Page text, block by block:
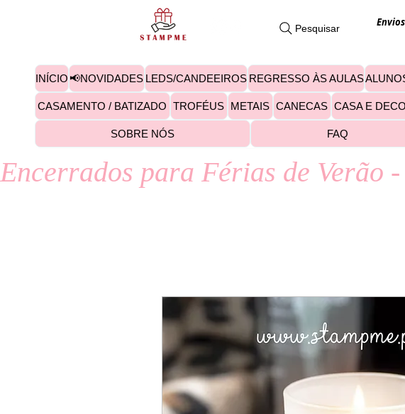
Pesquisar
INÍCIO 📢NOVIDADES LEDS/CANDEEIROS REGRESSO ÀS AULAS
CASAMENTO / BATIZADO TROFÉUS METAIS CANECAS CASA E
SOBRE NÓS FAQ
Encerrados para Férias de Verão